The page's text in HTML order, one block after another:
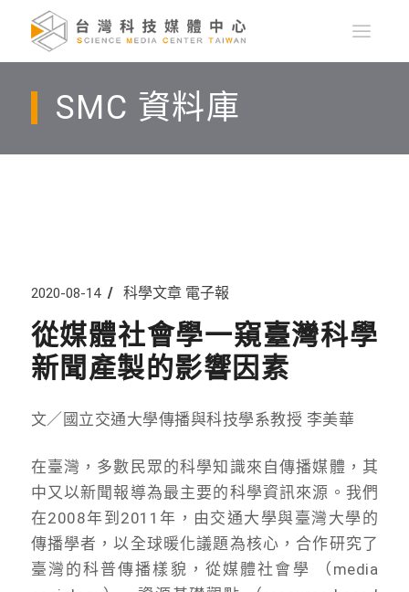
SMC 資料庫
2020-08-14 科學文章 電子報
從媒體社會學一窺臺灣科學
新聞產製的影響因素
文／國立交通大學傳播與科技學系教授 李美華
在臺灣，多數民眾的科學知識來自傳播媒體，其
中又以新聞報導為最主要的科學資訊來源。我們
在2008年到2011年，由交通大學與臺灣大學的
傳播學者，以全球暖化議題為核心，合作研究了
臺灣的科普傳播樣貌，從媒體社會學 （media